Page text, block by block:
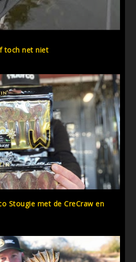
toch net niet
Stougie met de CreCraw en